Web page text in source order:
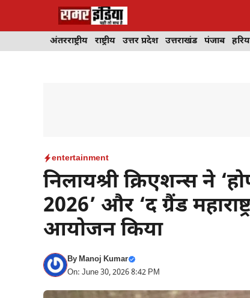
अंतरराष्ट्रीय राष्ट्रीय उत्तर प्रदेश उत्तराखंड पंजाब
entertainment
निलायश्री क्रिएशन्स ने
2026’ और ‘द ग्रैंड
आयोजन किया
ByManoj Kumar
On: June 30, 2026 8:42 PM